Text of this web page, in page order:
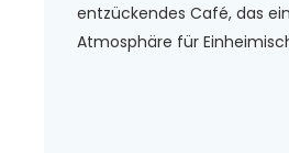
entzückendes Café, das
Atmosphäre für